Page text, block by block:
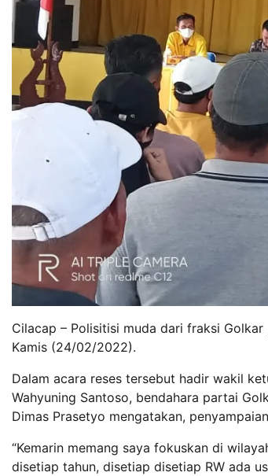
Cilacap – Polisitisi muda dari fraksi
Kamis (24/02/2022).
Dalam acara reses tersebut hadir wakil
Wahyuning Santoso, bendahara partai
Dimas Prasetyo mengatakan,
“Kemarin memang saya fokuskan di
disetiap tahun, disetiap disetiap RW ada